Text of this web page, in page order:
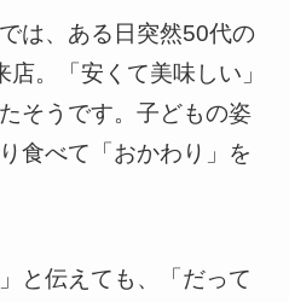
は、ある日突然50代の
。「安くて美味しい」
そうです。子どもの姿
食べて「おかわり」を
と伝えても、「だって